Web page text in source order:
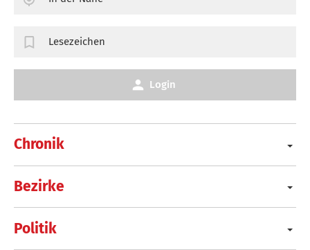
Chronik
Bezirke
Politik
Lesezeichen
Login